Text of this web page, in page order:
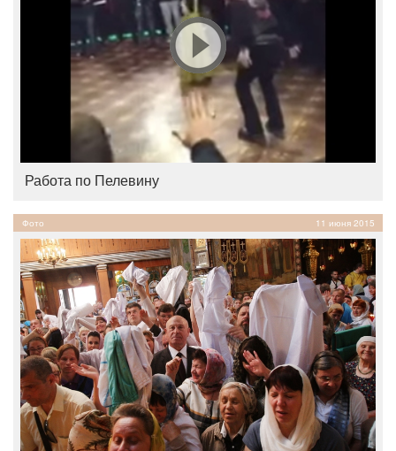
Работа по Пелевину
Фото 11 июня 2015